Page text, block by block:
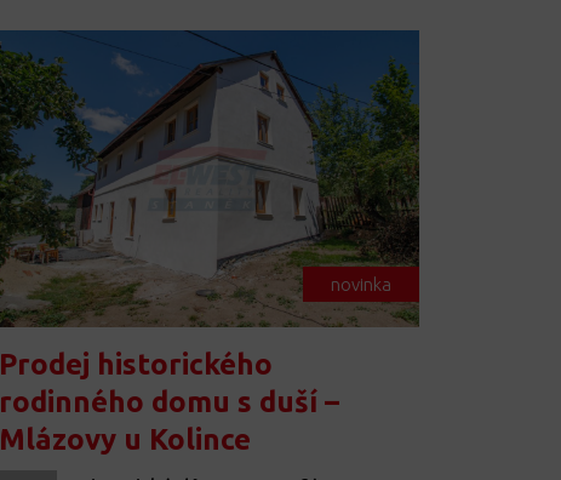
novinka
Prodej historického
rodinného domu s duší –
Mlázovy u Kolince